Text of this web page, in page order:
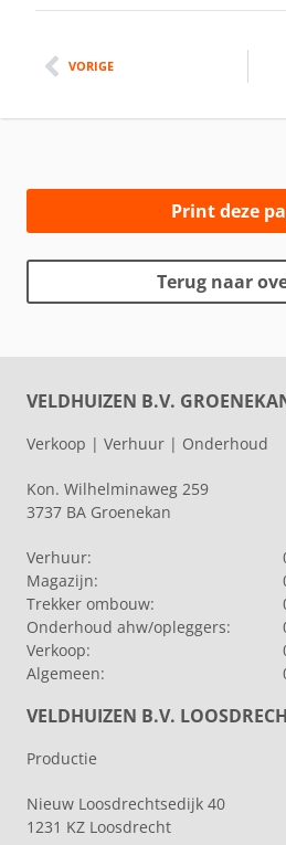
VORIGE
Print deze
Terug naar
VELDHUIZEN B.V.
Verkoop | Verhuur | Onderhoud
Kon. Wilhelminaweg 259
3737 BA Groenekan
Verhuur:
Magazijn:
Trekker ombouw:
Onderhoud ahw/opleggers:
Verkoop:
Algemeen:
VELDHUIZEN B.V.
Productie
Nieuw Loosdrechtsedijk 40
1231 KZ Loosdrecht